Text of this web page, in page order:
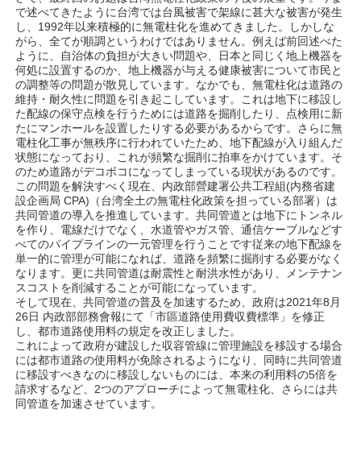
で述べてきたように台湾では台風被害で架線に甚大な被害が発生
し、1992年以来積極的に無電柱化を進めてきました。しかしな
がら、全てが順調というわけではありません。例えば前回述べた
ように、自治体の負担が大きい問題や、日本と同じく地上機器を
何処に設置するのか、地上機器が与える健康被害について市民と
の調整等の問題が散見しています。なかでも、無電柱化は道路の
維持・耐久性に問題を引き起こしています。これは地下に移設し
た配線の保守点検を行うためには道路を掘削したり、点検用に新
たにマンホールを設置したりする必要があるからです。さらに無
電柱化工事が無秩序に行われていたため、地下配線が入り組んだ
状態になっており、これが頻繁な掘削に拍車をかけています。そ
のため道路がデコボコになってしまっている現状があるのです。
この問題を解決すべく現在、内政部營建署公共工程組(内務省建
設企画局 CPA)（台湾全土の無電柱化政策を担っている部署）は
共同管道の導入を推進しています。共同管道とは地下にトンネル
を作り、電線だけでなく、水道管やガス管、通信ケーブルなどす
べてのパイプラインの一元管理を行うことです従来の地下配線を
単一的に管理が可能になれば、道路を頻繁に掘削する必要がなく
なります。更に共同管道は耐震性と耐洪水性があり、メンテナン
スコストを削減することが可能になっています。
そして現在、共同管道の普及を加速するため、政府は2021年8月
26日 内政部部務會報にて「市區道路使用費収費標準」を修正
し、都市道路使用料の規定を改正しました。
これによって政府が建設した収容管線に管理施設を移設する場合
には都市道路の使用料が免除されるようになり、同時に共同管道
に移設すべきなのに移設しないものには、本来の利用料の5倍を
請求するなど、2つのアプローチによって無電柱化、さらには共
同管道を加速させています。